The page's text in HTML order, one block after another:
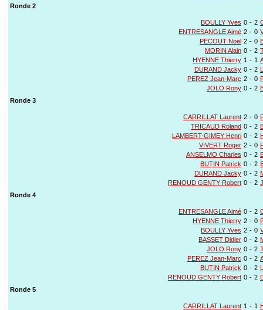
Ronde 2
BOULLY Yves 0 - 2
ENTRESANGLE Aimé 2 - 0
PECOUT Noël 2 - 0
MORIN Alain 0 - 2
HYENNE Thierry 1 - 1
DURAND Jacky 0 - 2
PEREZ Jean-Marc 2 - 0
JOLO Rony 0 - 2
Ronde 3
CARRILLAT Laurent 2 - 0
TRICAUD Roland 0 - 2
LAMBERT-GIMEY Henri 0 - 2
VIVERT Roger 2 - 0
ANSELMO Charles 0 - 2
BUTIN Patrick 0 - 2
DURAND Jacky 0 - 2
RENOUD GENTY Robert 0 - 2
Ronde 4
ENTRESANGLE Aimé 0 - 2
HYENNE Thierry 2 - 0
BOULLY Yves 2 - 0
BASSET Didier 0 - 2
JOLO Rony 0 - 2
PEREZ Jean-Marc 0 - 2
BUTIN Patrick 0 - 2
RENOUD GENTY Robert 0 - 2
Ronde 5
CARRILLAT Laurent 1 - 1